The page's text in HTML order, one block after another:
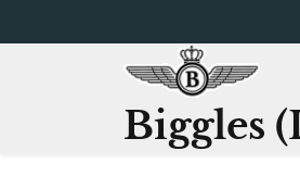
naar
Biggles